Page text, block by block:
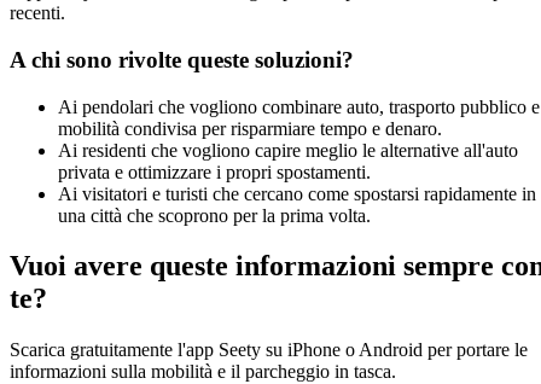
recenti.
A chi sono rivolte queste soluzioni?
Ai pendolari che vogliono combinare auto, trasporto pubblico e
mobilità condivisa per risparmiare tempo e denaro.
Ai residenti che vogliono capire meglio le alternative all'auto
privata e ottimizzare i propri spostamenti.
Ai visitatori e turisti che cercano come spostarsi rapidamente in
una città che scoprono per la prima volta.
Vuoi avere queste informazioni sempre
te?
Scarica gratuitamente l'app Seety su iPhone o Android per portare le
informazioni sulla mobilità e il parcheggio in tasca.